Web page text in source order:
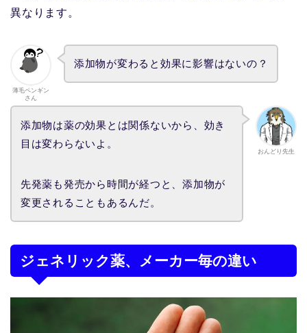
異なります。
薄毛ペンギン
さん
添加物が変わると効果に影響はないの？
おんどり先生
添加物は薬の効果とは関係ないから、効き
目は変わらないよ。
先発薬も発売から時間が経つと、添加物が
変更されることもあるんだ。
ジェネリック薬、メーカー毎の違い